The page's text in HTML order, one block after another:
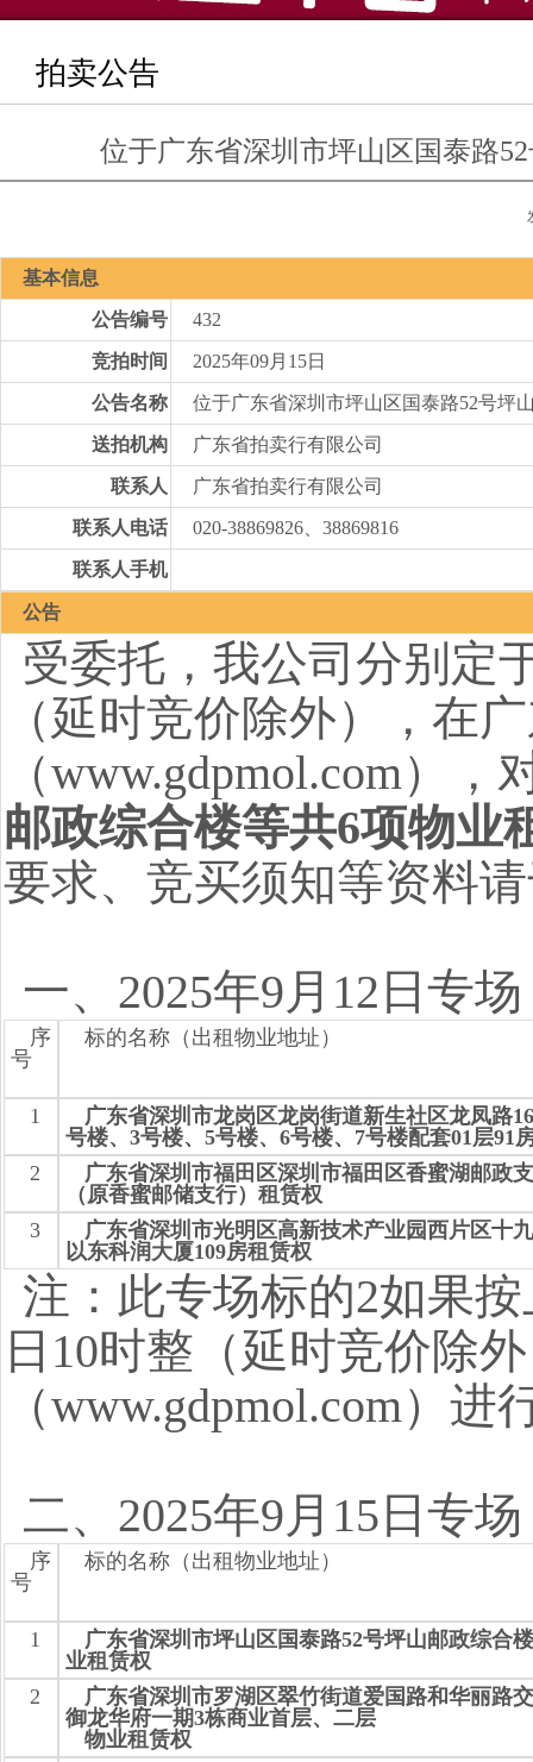
拍卖公告
位于广东省深圳市坪山区国泰路
基本信息
公告编号 432
竞拍时间 2025年09月15日
公告名称 位于广东省深圳市坪山区国泰路52号坪
送拍机构 广东省拍卖行有限公司
联系人 广东省拍卖行有限公司
联系人电话 020-38869826、38869816
联系人手机
公告
受委托，我公司分别定
（延时竞价除外），在
（www.gdpmol.com），
邮政综合楼等共6项物业
要求、竞买须知等资料
一、2025年9月12日专
序
号
标的名称（出租物业地址）
1
广东省深圳市龙岗区龙岗街道新生社区龙凤路
号楼、3号楼、5号楼、6号楼、7号楼配套01层91
2
广东省深圳市福田区深圳市福田区香蜜湖邮政
（原香蜜邮储支行）租赁权
3
广东省深圳市光明区高新技术产业园西片区十
以东科润大厦109房租赁权
注：此专场标的2如果
日10时整（延时竞价除
（www.gdpmol.com）
二、2025年9月15日专
序
号
标的名称（出租物业地址）
1
广东省深圳市坪山区国泰路52号坪山邮政综合
业租赁权
2
广东省深圳市罗湖区翠竹街道爱国路和华丽路
御龙华府一期3栋商业首层、二层
物业租赁权